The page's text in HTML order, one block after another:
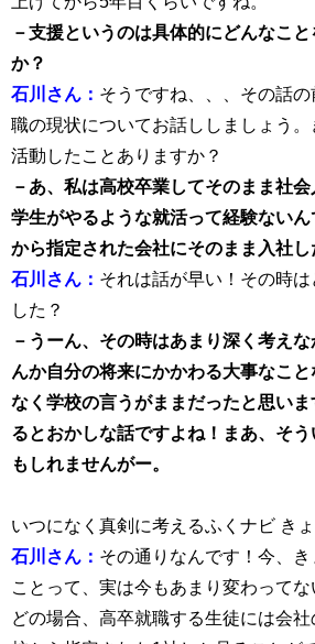
－支援というのは具体的にどんなこ
か？
石川さん： そうですね、、、その話
職の現状についてお話ししましょう
活動したことありますか？
－あ、私は高校卒業してそのまま社
学生がやるような就活って経験ない
から指定された会社にそのまま入社し
石川さん： それは話が早い！その時
した？
－うーん、その時はあまり深く考え
んか自分の将来にかかわる大事なこ
なく学校の言うがままだったと思い
るとおかしな話ですよね！まあ、そ
もしれませんがー。
いつになく真剣に考えるふくナビ きょ
石川さん： その通りなんです！今、
ことって、実は今もあまり変わって
どの場合、高卒就職する生徒には会